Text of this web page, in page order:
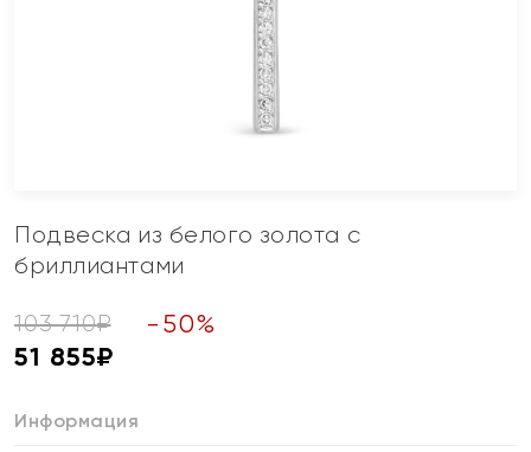
Подвеска из белого золота с
бриллиантами
103 710₽ - 50%
51 855₽
Информация